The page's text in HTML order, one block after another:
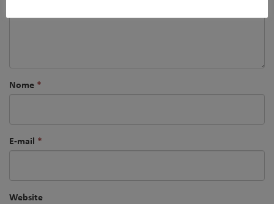
Nome *
E-mail *
Website